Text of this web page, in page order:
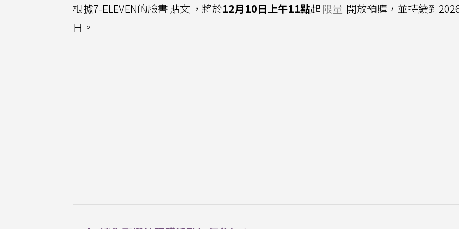
根據7-ELEVEN的臉書 貼文 ，將於12月10日上午11點起 限量 開放預購，並持續到
日。